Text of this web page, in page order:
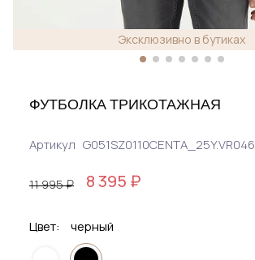
Эксклюзивно в бутиках
ФУТБОЛКА ТРИКОТАЖНАЯ
Артикул G051SZ0110CENTA_25Y.VR046
11 995 ₽ 8 395 ₽
Цвет: черный